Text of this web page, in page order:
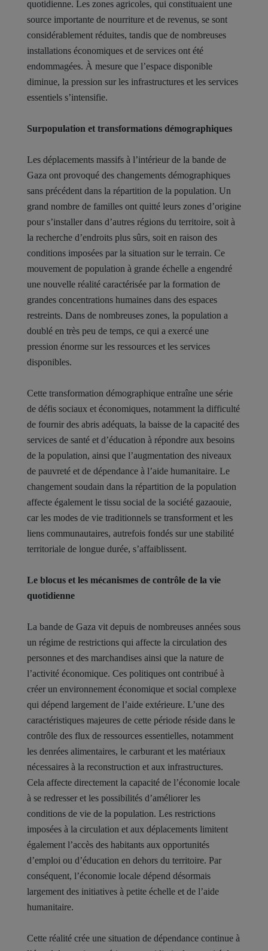
quotidienne. Les zones agricoles, qui constituaient une
source importante de nourriture et de revenus, se sont
considérablement réduites, tandis que de nombreuses
installations économiques et de services ont été
endommagées. À mesure que l’espace disponible
diminue, la pression sur les infrastructures et les services
essentiels s’intensifie.
Surpopulation et transformations démographiques
Les déplacements massifs à l’intérieur de la bande de
Gaza ont provoqué des changements démographiques
sans précédent dans la répartition de la population. Un
grand nombre de familles ont quitté leurs zones d’origine
pour s’installer dans d’autres régions du territoire, soit à
la recherche d’endroits plus sûrs, soit en raison des
conditions imposées par la situation sur le terrain. Ce
mouvement de population à grande échelle a engendré
une nouvelle réalité caractérisée par la formation de
grandes concentrations humaines dans des espaces
restreints. Dans de nombreuses zones, la population a
doublé en très peu de temps, ce qui a exercé une
pression énorme sur les ressources et les services
disponibles.
Cette transformation démographique entraîne une série
de défis sociaux et économiques, notamment la difficulté
de fournir des abris adéquats, la baisse de la capacité des
services de santé et d’éducation à répondre aux besoins
de la population, ainsi que l’augmentation des niveaux
de pauvreté et de dépendance à l’aide humanitaire. Le
changement soudain dans la répartition de la population
affecte également le tissu social de la société gazaouie,
car les modes de vie traditionnels se transforment et les
liens communautaires, autrefois fondés sur une stabilité
territoriale de longue durée, s’affaiblissent.
Le blocus et les mécanismes de contrôle de la vie
quotidienne
La bande de Gaza vit depuis de nombreuses années sous
un régime de restrictions qui affecte la circulation des
personnes et des marchandises ainsi que la nature de
l’activité économique. Ces politiques ont contribué à
créer un environnement économique et social complexe
qui dépend largement de l’aide extérieure. L’une des
caractéristiques majeures de cette période réside dans le
contrôle des flux de ressources essentielles, notamment
les denrées alimentaires, le carburant et les matériaux
nécessaires à la reconstruction et aux infrastructures.
Cela affecte directement la capacité de l’économie locale
à se redresser et les possibilités d’améliorer les
conditions de vie de la population. Les restrictions
imposées à la circulation et aux déplacements limitent
également l’accès des habitants aux opportunités
d’emploi ou d’éducation en dehors du territoire. Par
conséquent, l’économie locale dépend désormais
largement des initiatives à petite échelle et de l’aide
humanitaire.
Cette réalité crée une situation de dépendance continue à